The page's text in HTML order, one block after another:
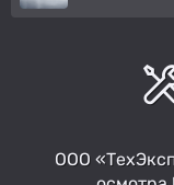
ООО